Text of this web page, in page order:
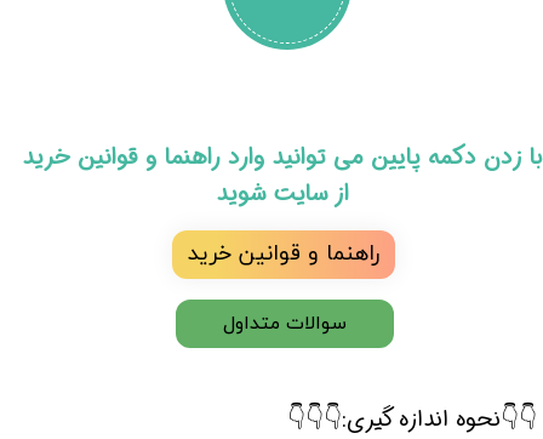
​​با زدن دکمه پایین می توانید وارد راهنما و قوانین خرید
از سایت شوید
راهنما و قوانین خرید
👇👇نحوه اندازه گیری:👇👇👇
سوالات متداول